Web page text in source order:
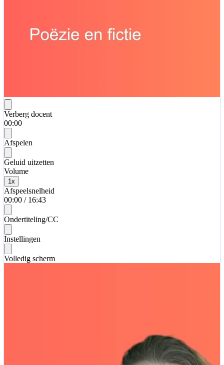
Verberg docent
00:00
Afspelen
Geluid uitzetten
Volume
1 x
Afspeelsnelheid
00:00 / 16:43
Ondertiteling/CC
Instellingen
Volledig scherm